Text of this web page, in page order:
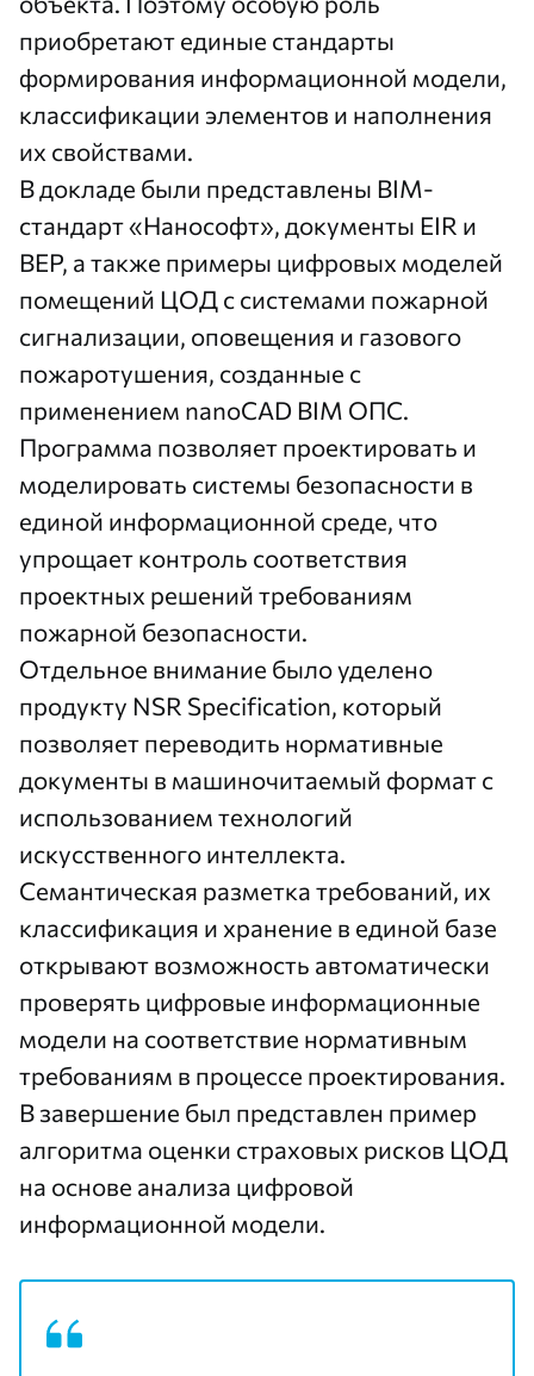
приобретают единые стандарты
формирования информационной модели,
классификации элементов и наполнения
их свойствами.
В докладе были представлены BIM-
стандарт «Нанософт», документы EIR и
BEP, а также примеры цифровых моделей
помещений ЦОД с системами пожарной
сигнализации, оповещения и газового
пожаротушения, созданные с
применением nanoCAD BIM ОПС.
Программа позволяет проектировать и
моделировать системы безопасности в
единой информационной среде, что
упрощает контроль соответствия
проектных решений требованиям
пожарной безопасности.
Отдельное внимание было уделено
продукту NSR Specification, который
позволяет переводить нормативные
документы в машиночитаемый формат с
использованием технологий
искусственного интеллекта.
Семантическая разметка требований, их
классификация и хранение в единой базе
открывают возможность автоматически
проверять цифровые информационные
модели на соответствие нормативным
требованиям в процессе проектирования.
В завершение был представлен пример
алгоритма оценки страховых рисков ЦОД
на основе анализа цифровой
информационной модели.